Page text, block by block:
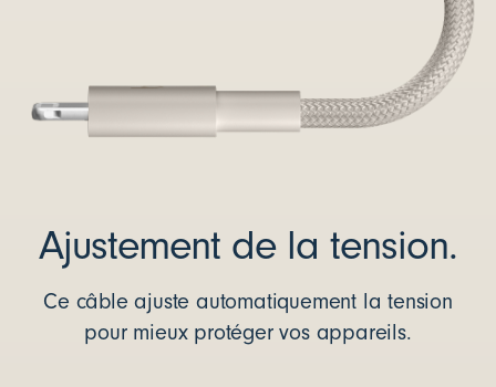
Ajustement de la tension.
Ce câble ajuste automatiquement la tension
pour mieux protéger vos appareils.